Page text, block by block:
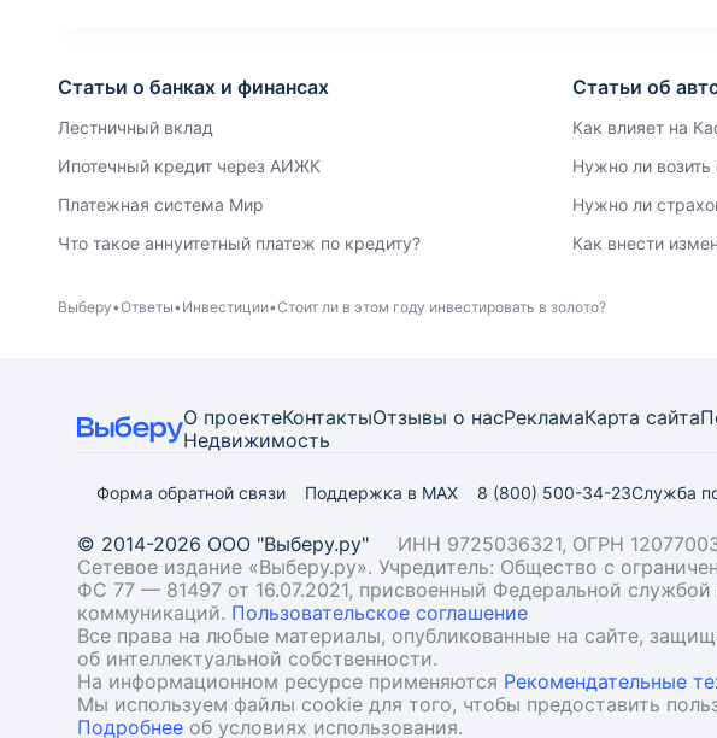
Статьи о банках и финансах
Лестничный вклад
Ипотечный кредит через АИЖК
Платежная система Мир
Что такое аннуитетный платеж по кредиту?
Статьи об
Как влияет на
Нужно ли возить
Нужно ли
Как внести
Выберу Ответы Инвестиции Стоит ли в этом году инвестировать в золото?
О проектеКонтактыОтзывы о насРекламаКарта сайта
Недвижимость
Форма обратной связи Поддержка в MAX 8 (800) 500-34-23Служба
© 2014-2026 ООО "Выберу.ру"
ИНН 9725036321, ОГРН
Сетевое издание «Выберу.ру». Учредитель: Общество с
ФС 77 — 81497 от 16.07.2021, присвоенный Федеральной
коммуникаций. Пользовательское соглашение
Все права на любые материалы, опубликованные на сайте,
об интеллектуальной собственности.
На информационном ресурсе применяются Рекомендательные
Мы используем файлы cookie для того, чтобы предоставить
Подробнее об условиях использования.